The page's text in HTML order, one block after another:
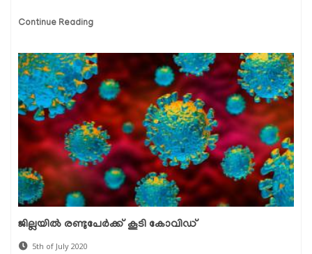
Continue Reading
ജില്ലയില്‍ രണ്ടുപേര്‍ക്ക് കൂടി കോവിഡ്
5th of July 2020